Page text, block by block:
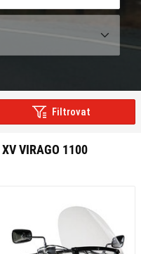
Filtrovat
XV VIRAGO 1100